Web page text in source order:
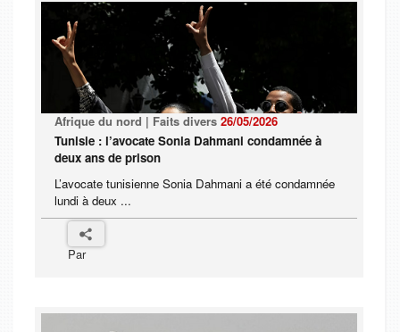
Afrique du nord | Faits divers 26/05/2026
Tunisie : l’avocate Sonia Dahmani condamnée à
deux ans de prison
L’avocate tunisienne Sonia Dahmani a été condamnée
lundi à deux ...
Par